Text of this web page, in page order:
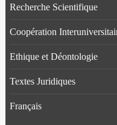
Recherche Scientifique
Coopération
Ethique et Déontologie
Textes Juridiques
Français